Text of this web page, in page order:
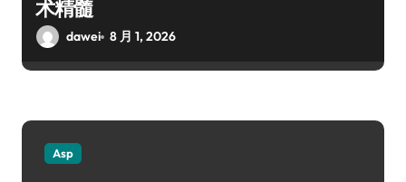
术精髓
dawei 8 月 1, 2026
Asp